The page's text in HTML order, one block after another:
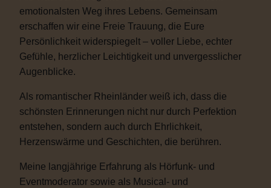
emotionalsten Weg ihres Lebens. Gemeinsam
erschaffen wir eine Freie Trauung, die Eure
Persönlichkeit widerspiegelt – voller Liebe, echter
Gefühle, herzlicher Leichtigkeit und unvergesslicher
Augenblicke.
Als romantischer Rheinländer weiß ich, dass die
schönsten Erinnerungen nicht nur durch Perfektion
entstehen, sondern auch durch Ehrlichkeit,
Herzenswärme und Geschichten, die berühren.
Meine langjährige Erfahrung als Hörfunk- und
Eventmoderator sowie als Musical- und